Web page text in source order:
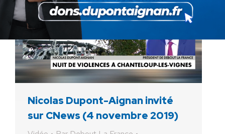
Nicolas Dupont-Aignan invité
sur CNews (4 novembre 2019)